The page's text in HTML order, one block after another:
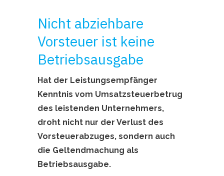
Nicht abziehbare
Vorsteuer ist keine
Betriebsausgabe
Hat der Leistungsempfänger
Kenntnis vom Umsatzsteuerbetrug
des leistenden Unternehmers,
droht nicht nur der Verlust des
Vorsteuerabzuges, sondern auch
die Geltendmachung als
Betriebsausgabe.